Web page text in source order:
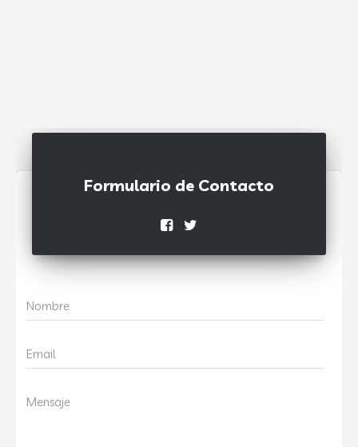
Formulario de Contacto
Nombre
Email
Mensaje